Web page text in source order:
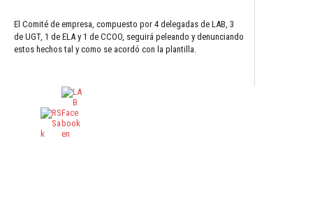
El Comité de empresa, compuesto por 4 delegadas de LAB, 3
de UGT, 1 de ELA y 1 de CCOO, seguirá peleando y denunciando
estos hechos tal y como se acordó con la plantilla.